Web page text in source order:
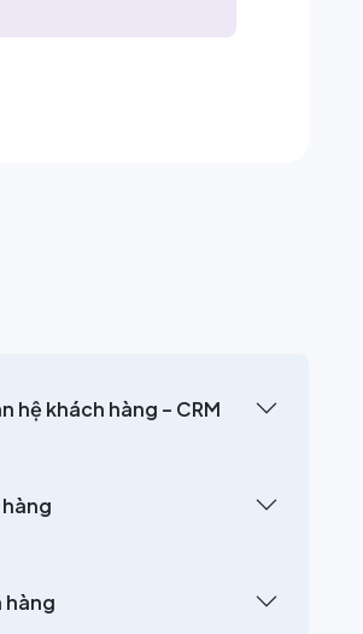
hệ khách hàng – CRM
hàng
hàng